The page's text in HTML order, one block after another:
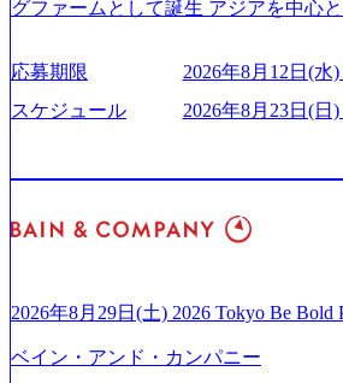
スがあり、 働き甲斐のあるランキン
ため事業創造の自由度が高く、赤字事
的な成長を若手に任せられる環境 対
ョンメリットを重視するため出社勤務
9.2時間、有休消化率81%(2024年度の
ア組織） 2026年8月22日(土) 10:00～最
日(月) 16:00 ※応募者が定員を上回る
の上参加者を決定させていただきます
● 当日の流れ 受付 → 会社説明会 → 面
後、随時ご案内) ※全てリモートにて
通常の選考フローと異なり、事前に適
ションサーチになります。 ご経験や
kkei.com/atcl/gen/19/00604/021600008/)
6218) 大手広告代理店出身者などマー
材が集結するワケ (https://markezine.jp/
ジニアからコンサルタントへ。会社に
た？ (https://www.businessinsider.jp/
ジュアリー製品のパーソナライゼーシ
nture.com/jp-ja/case-studies/song/prada-
on) 大正製薬：ITカーブアウト支援
m/jp-ja/case-studies/consulting/taisho-
ジー & コンサルティング） ソフトバ
s://www.accenture.com/jp-ja/case-studies/
する「保安ネット」を構築。省庁DX
グファームとして誕生 アジアを中心
供している日系最大級の総合コンサル
『Build Beyond As One ®.』をブラン
企業や組織の変革を通じて社会や産業
確実な実現と社会的価値及び経済的価
Cとの戦略的資本提携も実現して、現
社であり、戦略、業務改革、IT、組織
シングなどの専門知識と、豊富な経験
えるプロフェッショナルを有する 金
トとしている SAP領域においては日本
定コンサルタント資格を取得している
応募期限
2026年8月12日(水)
スケジュール
2026年8月23日(日)
2026年8月29日(土) 2026 Tokyo Be Bold
ベイン・アンド・カンパニー